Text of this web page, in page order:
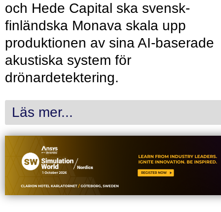
och Hede Capital ska svensk-
finländska Monava skala upp
produktionen av sina AI-baserade
akustiska system för
drönardetektering.
Läs mer...